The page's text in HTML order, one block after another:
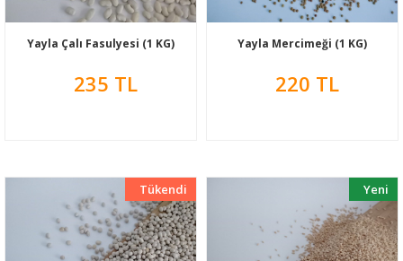
Yayla Çalı Fasulyesi (1 KG)
235 TL
Yayla Mercimeği (1 KG)
220 TL
Yeni
Tükendi Yeni